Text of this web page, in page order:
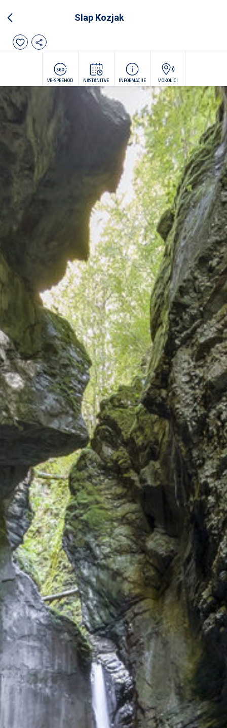
Slap Kozjak
VR-SPREHOD NASTANITVE INFORMACIJE V OKOLICI